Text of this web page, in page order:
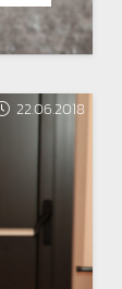
22.06.2018